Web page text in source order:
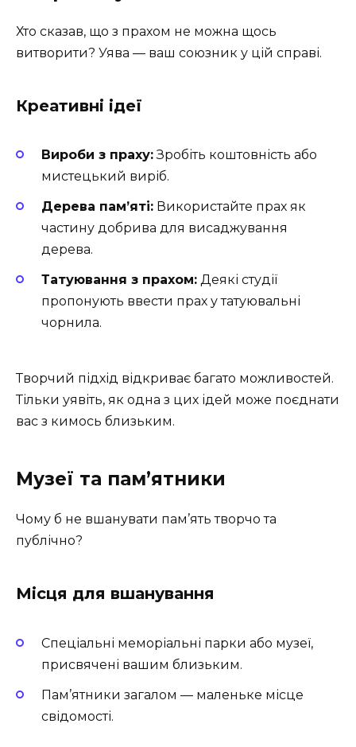
Хто сказав, що з прахом не можна щось
витворити? Уява — ваш союзник у цій справі.
Креативні ідеї
Вироби з праху:Зробіть коштовність або
мистецький виріб.
Дерева пам’яті: Використайте прах як
частину добрива для висаджування
дерева.
Татуювання з прахом: Деякі студії
пропонують ввести прах у татуювальні
чорнила.
Творчий підхід відкриває багато можливостей.
Тільки уявіть, як одна з цих ідей може поєднати
вас з кимось близьким.
Музеї та пам’ятники
Чому б не вшанувати пам’ять творчо та
публічно?
Місця для вшанування
Спеціальні меморіальні парки або музеї,
присвячені вашим близьким.
Пам’ятники загалом — маленьке місце
свідомості.